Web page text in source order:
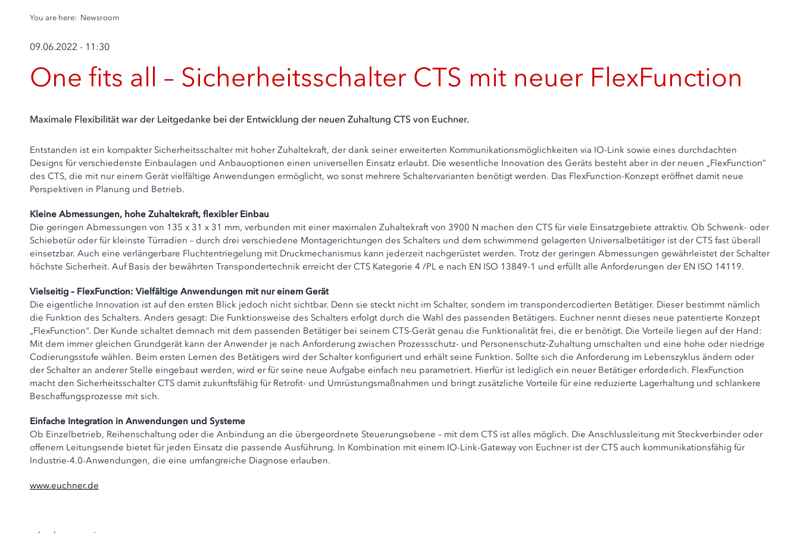
You are here: Newsroom
09.06.2022 - 11:30
One fits all – Sicherheitsschalter CTS mit neuer FlexFunction
Maximale Flexibilität war der Leitgedanke bei der Entwicklung der neuen Zuhaltung CTS von Euchner.
Entstanden ist ein kompakter Sicherheitsschalter mit hoher Zuhaltekraft, der dank seiner erweiterten Kommunikationsmöglichkeiten via IO-Link sowie eines durchdachten
Designs für verschiedenste Einbaulagen und Anbauoptionen einen universellen Einsatz erlaubt. Die wesentliche Innovation des Geräts besteht aber in der neuen „FlexFunction“
des CTS, die mit nur einem Gerät vielfältige Anwendungen ermöglicht, wo sonst mehrere Schaltervarianten benötigt werden. Das FlexFunction-Konzept eröffnet damit neue
Perspektiven in Planung und Betrieb.
Kleine Abmessungen, hohe Zuhaltekraft, flexibler Einbau
Die geringen Abmessungen von 135 x 31 x 31 mm, verbunden mit einer maximalen Zuhaltekraft von 3900 N machen den CTS für viele Einsatzgebiete attraktiv. Ob Schwenk- oder
Schiebetür oder für kleinste Türradien – durch drei verschiedene Montagerichtungen des Schalters und dem schwimmend gelagerten Universalbetätiger ist der CTS fast überall
einsetzbar. Auch eine verlängerbare Fluchtentriegelung mit Druckmechanismus kann jederzeit nachgerüstet werden. Trotz der geringen Abmessungen gewährleistet der Schalter
höchste Sicherheit. Auf Basis der bewährten Transpondertechnik erreicht der CTS Kategorie 4 /PL e nach EN ISO 13849-1 und erfüllt alle Anforderungen der EN ISO 14119.
Vielseitig – FlexFunction: Vielfältige Anwendungen mit nur einem Gerät
Die eigentliche Innovation ist auf den ersten Blick jedoch nicht sichtbar. Denn sie steckt nicht im Schalter, sondern im transpondercodierten Betätiger. Dieser bestimmt nämlich
die Funktion des Schalters. Anders gesagt: Die Funktionsweise des Schalters erfolgt durch die Wahl des passenden Betätigers. Euchner nennt dieses neue patentierte Konzept
„FlexFunction“. Der Kunde schaltet demnach mit dem passenden Betätiger bei seinem CTS-Gerät genau die Funktionalität frei, die er benötigt. Die Vorteile liegen auf der Hand:
Mit dem immer gleichen Grundgerät kann der Anwender je nach Anforderung zwischen Prozessschutz- und Personenschutz-Zuhaltung umschalten und eine hohe oder niedrige
Codierungsstufe wählen. Beim ersten Lernen des Betätigers wird der Schalter konfiguriert und erhält seine Funktion. Sollte sich die Anforderung im Lebenszyklus ändern oder
der Schalter an anderer Stelle eingebaut werden, wird er für seine neue Aufgabe einfach neu parametriert. Hierfür ist lediglich ein neuer Betätiger erforderlich. FlexFunction
macht den Sicherheitsschalter CTS damit zukunftsfähig für Retrofit- und Umrüstungsmaßnahmen und bringt zusätzliche Vorteile für eine reduzierte Lagerhaltung und schlankere
Beschaffungsprozesse mit sich.
Einfache Integration in Anwendungen und Systeme
Ob Einzelbetrieb, Reihenschaltung oder die Anbindung an die übergeordnete Steuerungsebene – mit dem CTS ist alles möglich. Die Anschlussleitung mit Steckverbinder oder
offenem Leitungsende bietet für jeden Einsatz die passende Ausführung. In Kombination mit einem IO-Link-Gateway von Euchner ist der CTS auch kommunikationsfähig für
Industrie-4.0-Anwendungen, die eine umfangreiche Diagnose erlauben.
www.euchner.de